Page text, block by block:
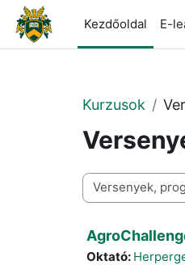
Tovább a fő tartalomhoz
Kezdőoldal
E-
Kurzusok
Kurzuskategóriák
Oktató: